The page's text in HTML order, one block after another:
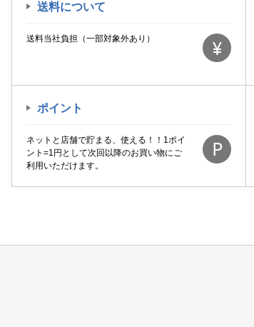
送料について
送料当社負担（一部対象外あり）
ポイント
ネットと店舗で貯まる、使える！！1ポイ
ント=1円として次回以降のお買い物にご
利用いただけます。